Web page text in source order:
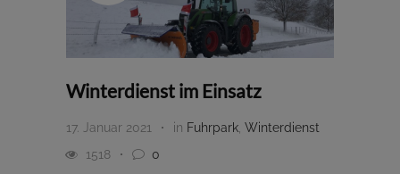
Winterdienst im Einsatz
17. Januar 2021 in Fuhrpark Winterdienst
1518
0